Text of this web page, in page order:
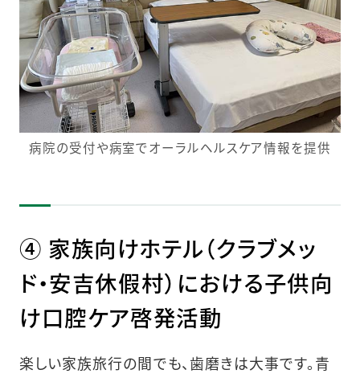
病院の受付や病室でオーラルヘルスケア情報を提供
④ 家族向けホテル（クラブメッ
ド・安吉休假村）における子供向
け口腔ケア啓発活動
楽しい家族旅行の間でも、歯磨きは大事です。青